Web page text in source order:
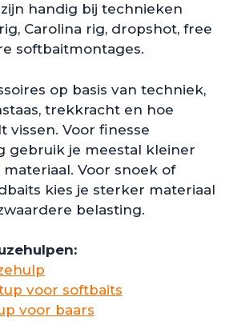
handig bij technieken
Carolina rig, dropshot, free
softbaitmontages.
op basis van techniek,
trekkracht en hoe
vissen. Voor finesse
gebruik je meestal kleiner
Voor snoek of
kies je sterker materiaal
belasting.
voor softbaits
voor baars